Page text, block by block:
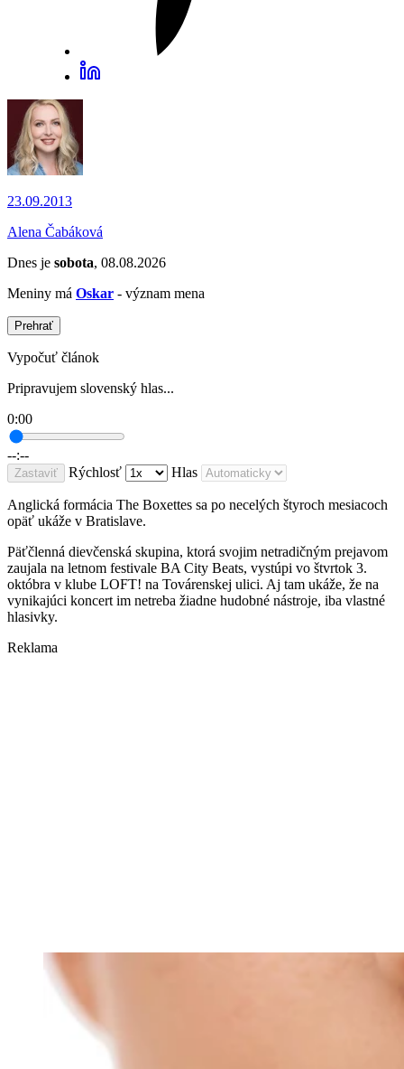
23.09.2013
Alena Čabáková
Dnes je sobota, 08.08.2026
Meniny má Oskar - význam mena
Prehrať
Vypočuť článok
Pripravujem slovenský hlas...
0:00
--:--
Zastaviť Rýchlosť Hlas
Anglická formácia The Boxettes sa po necelých štyroch mesiacoch
opäť ukáže v Bratislave.
Päťčlenná dievčenská skupina, ktorá svojim netradičným prejavom
zaujala na letnom festivale BA City Beats, vystúpi vo štvrtok 3.
októbra v klube LOFT! na Továrenskej ulici. Aj tam ukáže, že na
vynikajúci koncert im netreba žiadne hudobné nástroje, iba vlastné
hlasivky.
Reklama